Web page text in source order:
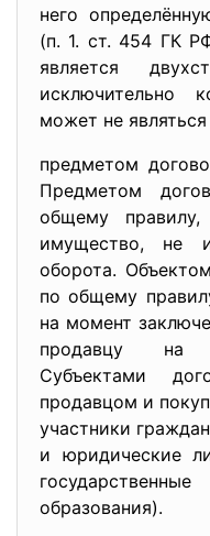
него
(п. 1. ст. 454 ГК
является
исключительно
может не
предметом
Предметом
общему
имущество, не
оборота.
по общему
на момент
продавцу на
Субъектами
продавцом и
участники
и юридические
образования).